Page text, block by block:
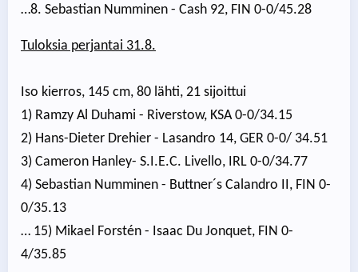
…8. Sebastian Numminen - Cash 92, FIN 0-0/45.28
Tuloksia perjantai 31.8.
Iso kierros, 145 cm, 80 lähti, 21 sijoittui
1) Ramzy Al Duhami - Riverstow, KSA 0-0/34.15
2) Hans-Dieter Drehier - Lasandro 14, GER 0-0/ 34.51
3) Cameron Hanley- S.I.E.C. Livello, IRL 0-0/34.77
4) Sebastian Numminen - Buttner´s Calandro II, FIN 0-
0/35.13
… 15) Mikael Forstén - Isaac Du Jonquet, FIN 0-
4/35.85